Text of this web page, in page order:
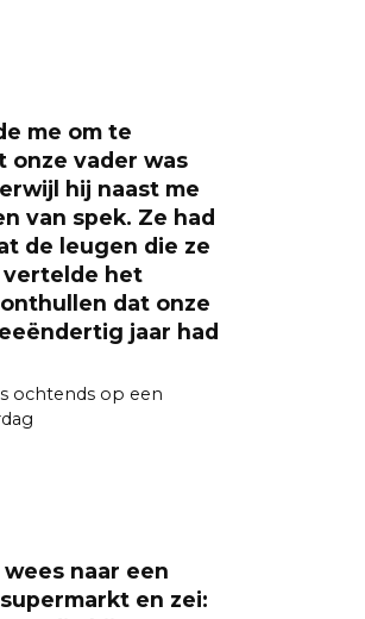
me om te
onze vader was
hij naast me
van spek. Ze had
de leugen die ze
het
dat onze
jaar had
ochtends op een
naar een
en zei: